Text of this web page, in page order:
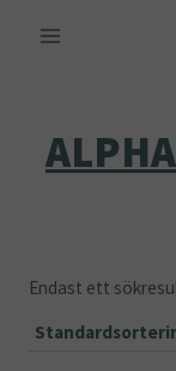
Endast ett